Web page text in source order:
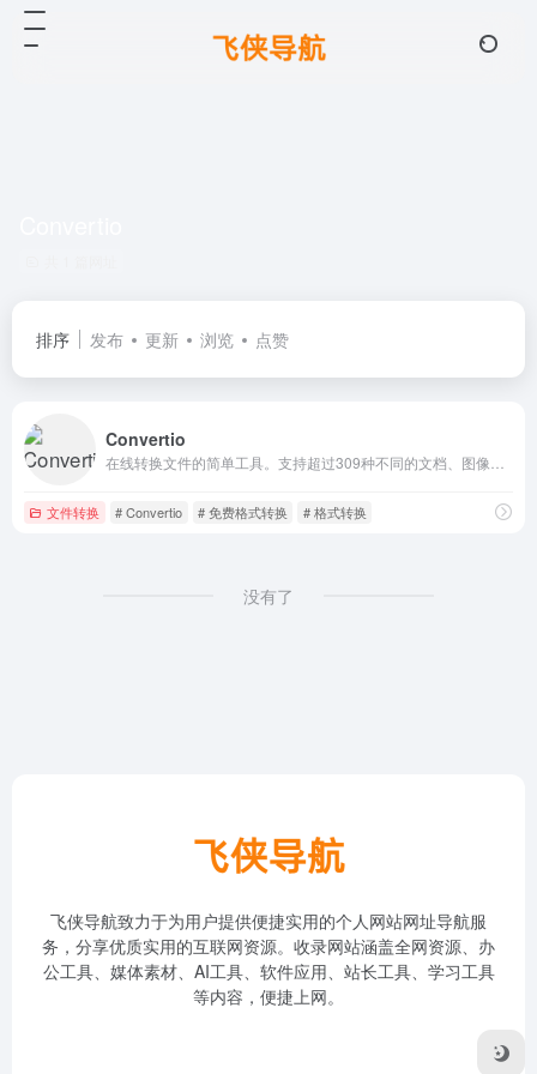
排序 发布 更新 浏览 点赞
Convertio
文件转换 # Convertio # 免费格式转换 # 格式转换
没有了
飞侠导航致力于为用户提供便捷实用的个人网站网址导航服
务，分享优质实用的互联网资源。收录网站涵盖全网资源、办
公工具、媒体素材、AI工具、软件应用、站长工具、学习工具
等内容，便捷上网。